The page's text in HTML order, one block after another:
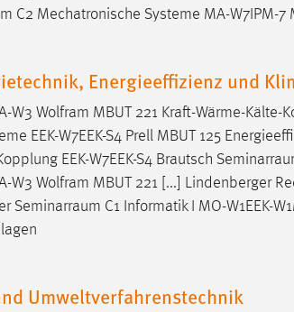
C2 Mechatronische Systeme MA-W7IPM-7
Energieeffizienz und
W3 Wolfram MBUT 221 Kraft-Wärme-Kälte-
EEK-W7EEK-S4 Prell MBUT 125
EEK-W7EEK-S4 Brautsch
W3 Wolfram MBUT 221 [...]
Seminarraum C1 Informatik I MO-W1EEK-
Umweltverfahrenstechnik